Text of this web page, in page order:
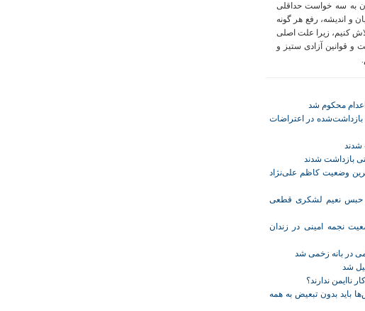
به سه خواست حداقلی
و اندیشه، رفع هر گونه
کنیم، زیرا علت اصلی
و قوانین آزادی ستیز و
محکوم شد
احراز هویت ۵۴ شهروند بازداشت‌شده در اعتراضات
وضعیت کاظم علی‌نژاد
دی‌ماه ۱۴۰۴؛ حکم ۵ سال حبس نعیم لشکری قطعی
نجمه امینی در زندان
در بانه زخمی شد
شد
ناایمن ندارند؟
باید بدون تبعیض به همه